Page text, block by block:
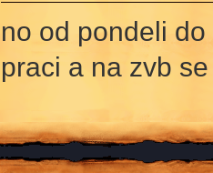
no od pondeli
praci a na zvb